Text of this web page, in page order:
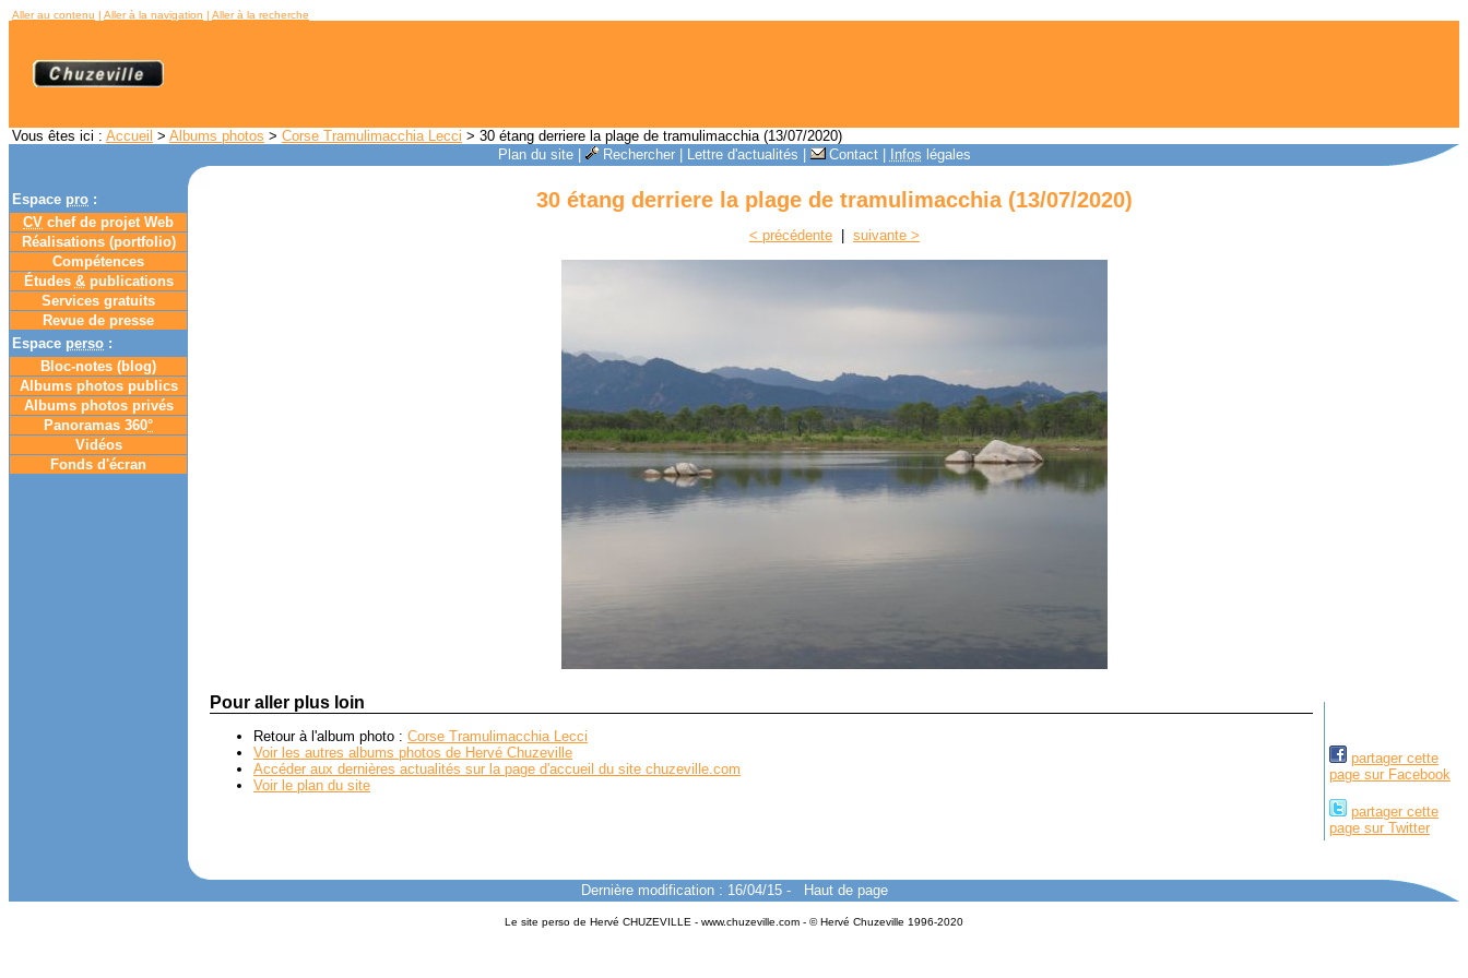
Aller au contenu | Aller à la navigation | Aller à la recherche
Vous êtes ici : Accueil > Albums photos > Corse Tramulimacchia Lecci > 30 étang derriere la plage de tramulimacchia (13/07/2020)
Plan du site| Rechercher| Lettre d'actualités Contact| Infos légales
Espace pro :
CV chef de projet Web
Réalisations (portfolio)
Compétences
Études &publications
Services gratuits
Revue de presse
Espace perso :
Bloc-notes (blog)
Albums photos publics
Albums photos privés
Panoramas 360°
Vidéos
Fonds d'écran
30 étang derriere la plage de tramulimacchia (13/07/2020)
< précédente suivante >
partager cette
page sur Facebook
partager cette
page sur Twitter
Pour aller plus loin
Retour à l'album photo : Corse Tramulimacchia Lecci
Voir les autres albums photos de Hervé Chuzeville
Accéder aux dernières actualités sur la page d'accueil du site chuzeville.com
Voir le plan du site
Dernière modification : 16/04/15- Haut de page
Le site perso de Hervé CHUZEVILLE - www.chuzeville.com - © Hervé Chuzeville 1996-2020